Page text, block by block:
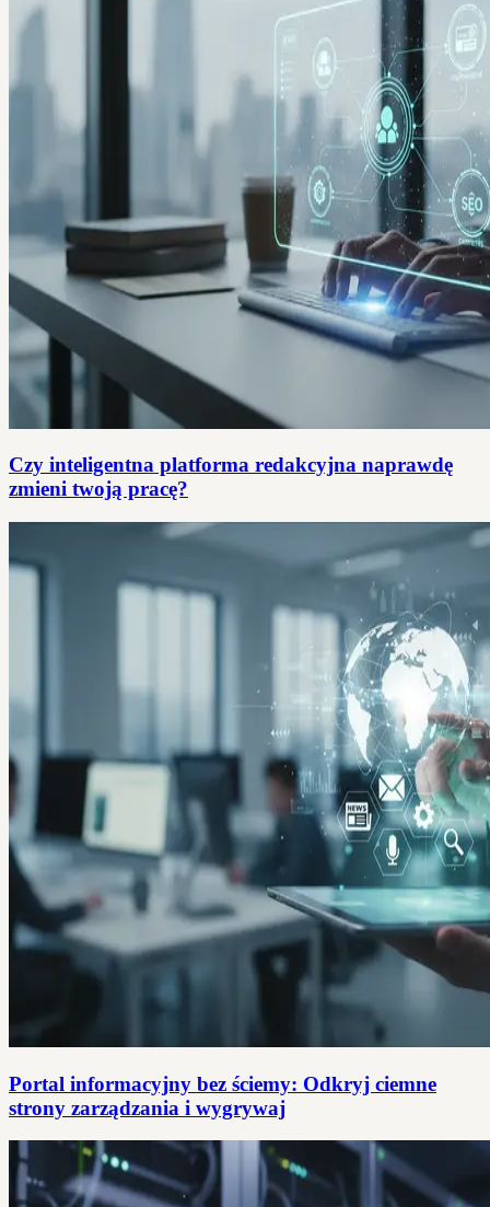
Czy inteligentna platforma redakcyjna naprawdę
zmieni twoją pracę?
Portal informacyjny bez ściemy: Odkryj ciemne
strony zarządzania i wygrywaj